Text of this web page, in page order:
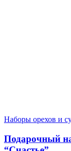
Наборы орехов и
Подарочный